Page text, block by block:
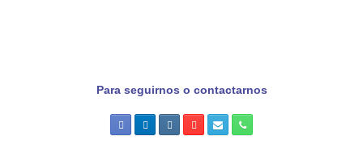
Para seguirnos o contactarnos